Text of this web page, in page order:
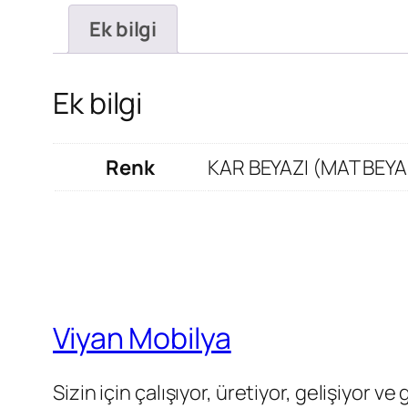
Ek bilgi
Ek bilgi
Renk KAR BEYAZI (MAT
Viyan Mobilya
Sizin için çalışıyor, üretiyor, gelişiyor